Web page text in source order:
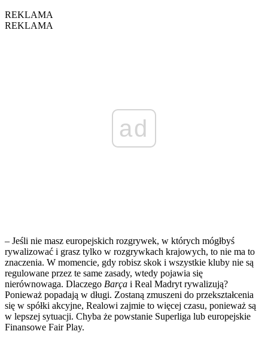
REKLAMA
REKLAMA
ad
– Jeśli nie masz europejskich rozgrywek, w których mógłbyś
rywalizować i grasz tylko w rozgrywkach krajowych, to nie ma to
znaczenia. W momencie, gdy robisz skok i wszystkie kluby nie są
regulowane przez te same zasady, wtedy pojawia się
nierównowaga. Dlaczego Barça i Real Madryt rywalizują?
Ponieważ popadają w długi. Zostaną zmuszeni do przekształcenia
się w spółki akcyjne, Realowi zajmie to więcej czasu, ponieważ są
w lepszej sytuacji. Chyba że powstanie Superliga lub europejskie
Finansowe Fair Play.